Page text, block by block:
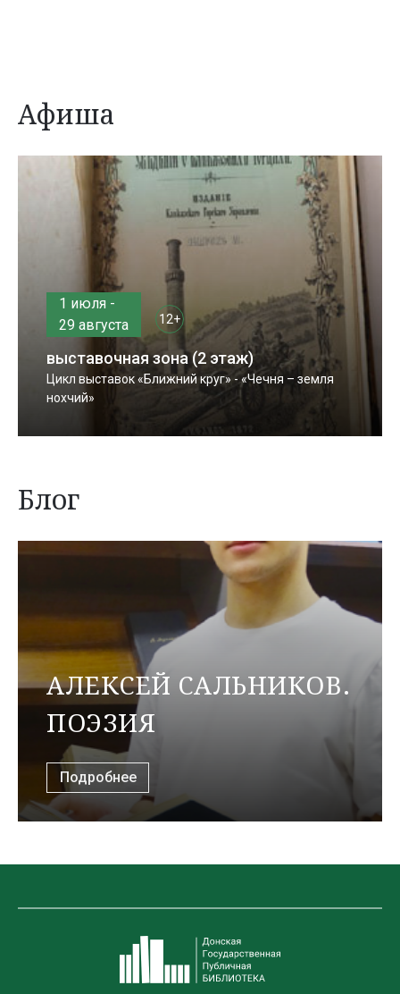
Афиша
1 июля -
29 августа
12+
выставочная зона (2 этаж)
Цикл выставок «Ближний круг» - «Чечня – земля
нохчий»
Блог
АЛЕКСЕЙ САЛЬНИКОВ.
ПОЭЗИЯ
Подробнее